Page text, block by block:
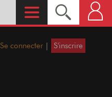
Se connecter | S'inscrire